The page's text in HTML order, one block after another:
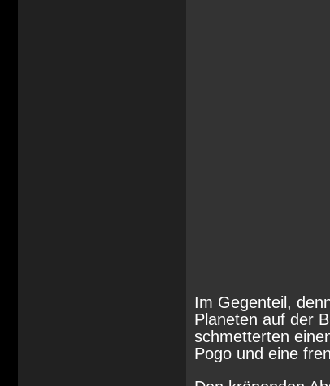
Im Gegenteil,
Planeten auf der
schmetterten
Pogo und eine